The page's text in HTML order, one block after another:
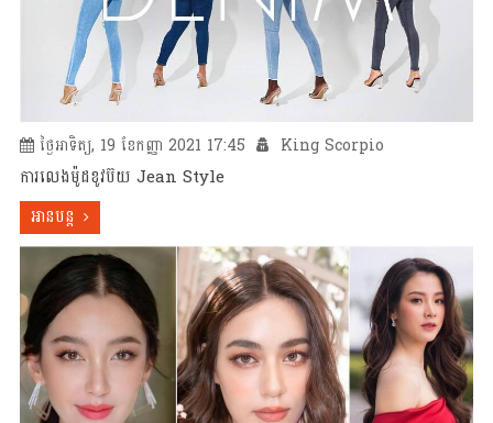
ថ្ងៃអាទិត្យ, 19 ខែកញ្ញា 2021 17:45 King Scorpio
ការលេងម៉ូដខូវប៊យ Jean Style
អានបន្ត